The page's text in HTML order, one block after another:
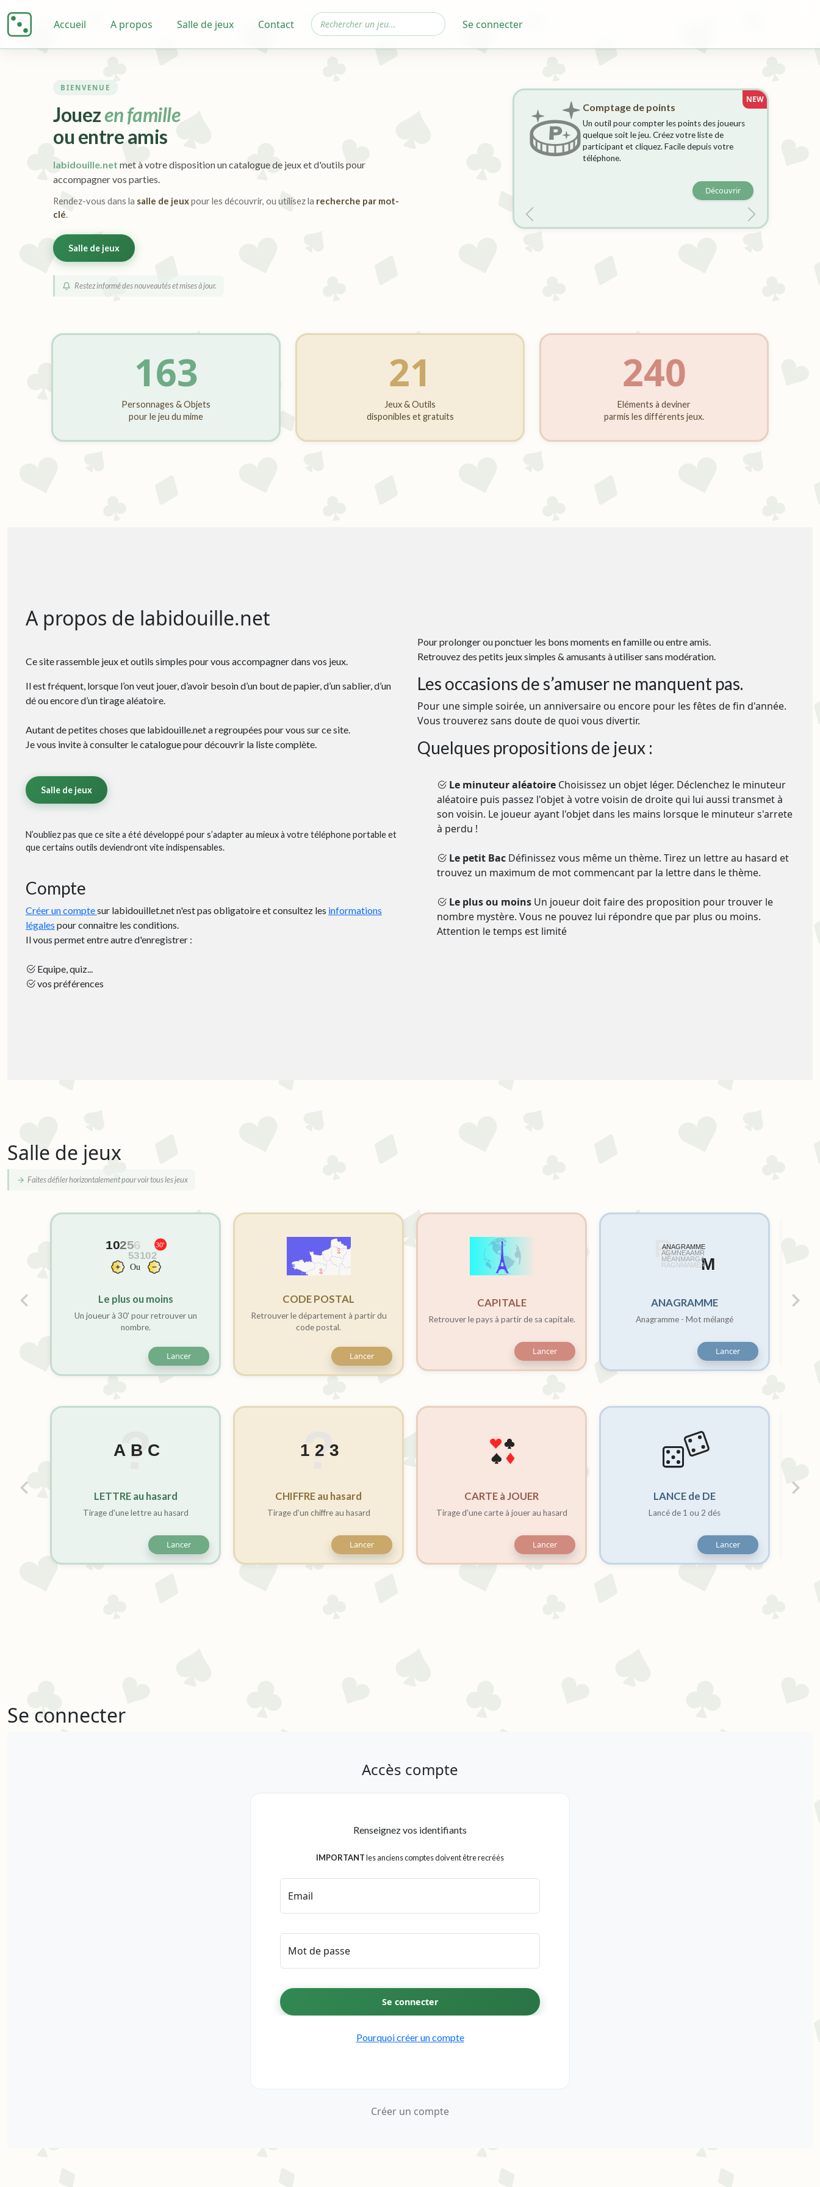
Accueil A propos Salle de jeux Contact Se connecter
BIENVENUE
Jouezen famille
ou entre amis
labidouille.net met à votre disposition un catalogue de jeux et d'outils pour
accompagner vos parties.
Rendez-vous dans la salle de jeuxpour les découvrir, ou utilisez la recherche par mot-
clé.
Salle de jeux
Restez informé des nouveautés et mises à jour.
NEW
Comptage de points
Un outil pour compter les points des joueurs
quelque soit le jeu. Créez votre liste de
participant et cliquez. Facile depuis votre
téléphone.
Découvrir
Précédent Suivant
163
Personnages & Objets
pour le jeu du mime
21
Jeux & Outils
disponibles et gratuits
240
Eléments à deviner
parmis les différents jeux.
A propos de labidouille.net
Ce site rassemble jeux et outils simples pour vous accompagner dans vos jeux.
Il est fréquent, lorsque l’on veut jouer, d’avoir besoin d’un bout de papier, d’un sablier, d’un
dé ou encore d’un tirage aléatoire.
Autant de petites choses que labidouille.net a regroupées pour vous sur ce site.
Je vous invite à consulter le catalogue pour découvrir la liste complète.
Salle de jeux
N’oubliez pas que ce site a été développé pour s’adapter au mieux à votre téléphone portable et
que certains outils deviendront vite indispensables.
Compte
Créer un comptesur labidouillet.net n'est pas obligatoire et consultez les informations
légales pour connaitre les conditions.
Il vous permet entre autre d'enregistrer :
Equipe, quiz...
vos préférences
Pour prolonger ou ponctuer les bons moments en famille ou entre amis.
Retrouvez des petits jeux simples & amusants à utiliser sans modération.
Les occasions de s’amuser ne manquent pas.
Pour une simple soirée, un anniversaire ou encore pour les fêtes de fin d'année.
Vous trouverez sans doute de quoi vous divertir.
Quelques propositions de jeux :
Le minuteur aléatoire Choisissez un objet léger. Déclenchez le minuteur
aléatoire puis passez l'objet à votre voisin de droite qui lui aussi transmet à
son voisin. Le joueur ayant l'objet dans les mains lorsque le minuteur s'arrete
à perdu !
Le petit Bac Définissez vous même un thème. Tirez un lettre au hasard et
trouvez un maximum de mot commencant par la lettre dans le thème.
Le plus ou moins Un joueur doit faire des proposition pour trouver le
nombre mystère. Vous ne pouvez lui répondre que par plus ou moins.
Attention le temps est limité
Salle de jeux
Faites défiler horizontalement pour voir tous les jeux
Le plus ou moins
Un joueur à 30' pour retrouver un
nombre.
Lancer
CODE POSTAL
Retrouver le département à partir du
code postal.
Lancer
CAPITALE
Retrouver le pays à partir de sa capitale.
Lancer
ANAGRAMME
Anagramme - Mot mélangé
Lancer
LETTRE au hasard
Tirage d'une lettre au hasard
Lancer
CHIFFRE au hasard
Tirage d'un chiffre au hasard
Lancer
CARTE à JOUER
Tirage d'une carte à jouer au hasard
Lancer
LANCE de DE
Lancé de 1 ou 2 dés
Lancer
Se connecter
Accès compte
Renseignez vos identifiants
IMPORTANTles anciens comptes doivent être recréés
Email
Mot de passe
Se connecter
Pourquoi créer un compte
Créer un compte